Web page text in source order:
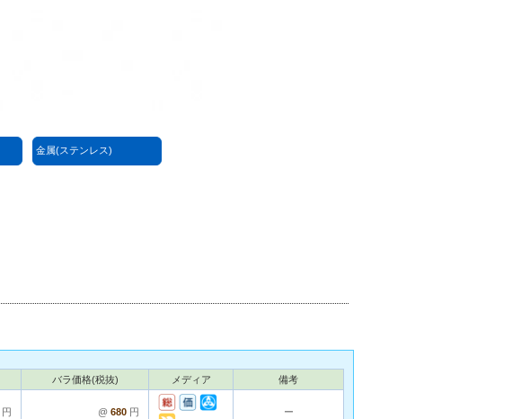
金属(ステンレス)
バラ価格(税抜) メディア 備考
円 @ 680 円 ー